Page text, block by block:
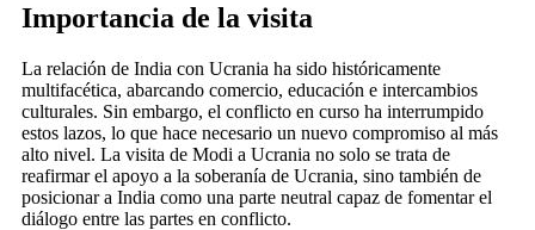
Importancia de la visita
La relación de India con Ucrania ha sido históricamente
multifacética, abarcando comercio, educación e intercambios
culturales. Sin embargo, el conflicto en curso ha interrumpido
estos lazos, lo que hace necesario un nuevo compromiso al más
alto nivel. La visita de Modi a Ucrania no solo se trata de
reafirmar el apoyo a la soberanía de Ucrania, sino también de
posicionar a India como una parte neutral capaz de fomentar el
diálogo entre las partes en conflicto.